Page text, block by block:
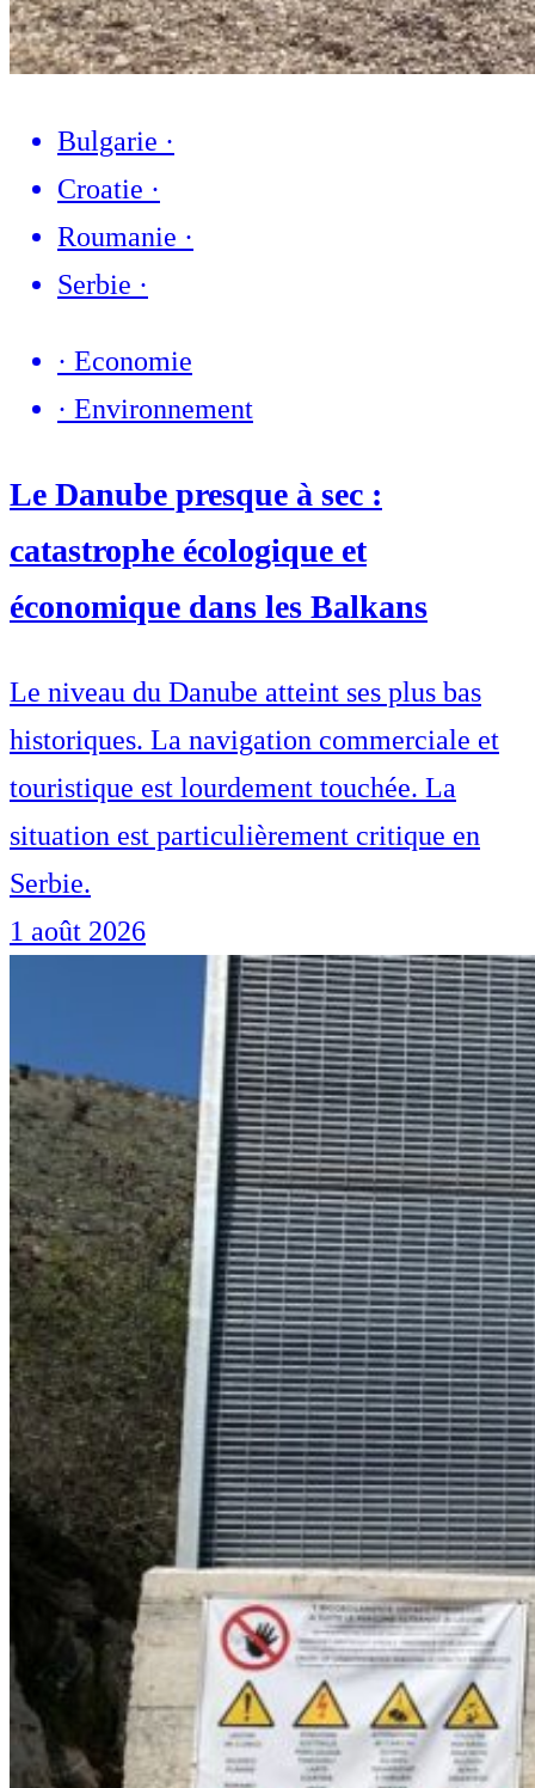
Bulgarie ·
Croatie ·
Roumanie ·
Serbie ·
· Economie
· Environnement
Le Danube presque à sec :
catastrophe écologique et
économique dans les Balkans
Le niveau du Danube atteint ses plus bas
historiques. La navigation commerciale et
touristique est lourdement touchée. La
situation est particulièrement critique en
Serbie.
1 août 2026